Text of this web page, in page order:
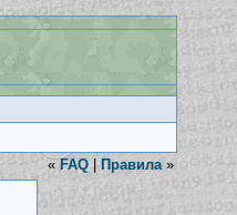
« FAQ | Правила »